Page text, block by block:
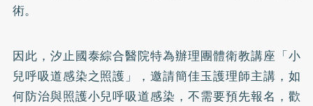
術。
因此，汐止國泰綜合醫院特為辦理團體衛教講座「小
兒呼吸道感染之照護」，邀請簡佳玉護理師主講，如
何防治與照護小兒呼吸道感染，不需要預先報名，歡